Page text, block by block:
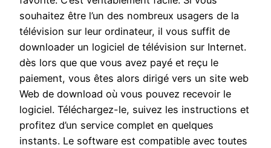
souhaitez être l’un des nombreux usagers de la
télévision sur leur ordinateur, il vous suffit de
downloader un logiciel de télévision sur Internet.
dès lors que que vous avez payé et reçu le
paiement, vous êtes alors dirigé vers un site web
Web de download où vous pouvez recevoir le
logiciel. Téléchargez-le, suivez les instructions et
profitez d’un service complet en quelques
instants. Le software est compatible avec toutes